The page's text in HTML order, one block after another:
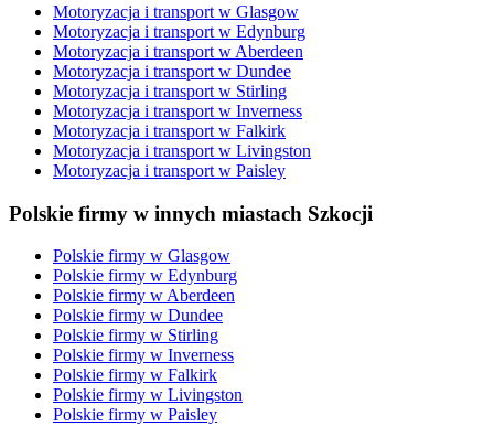
Motoryzacja i transport w Glasgow
Motoryzacja i transport w Edynburg
Motoryzacja i transport w Aberdeen
Motoryzacja i transport w Dundee
Motoryzacja i transport w Stirling
Motoryzacja i transport w Inverness
Motoryzacja i transport w Falkirk
Motoryzacja i transport w Livingston
Motoryzacja i transport w Paisley
Polskie firmy w innych miastach Szkocji
Polskie firmy w Glasgow
Polskie firmy w Edynburg
Polskie firmy w Aberdeen
Polskie firmy w Dundee
Polskie firmy w Stirling
Polskie firmy w Inverness
Polskie firmy w Falkirk
Polskie firmy w Livingston
Polskie firmy w Paisley